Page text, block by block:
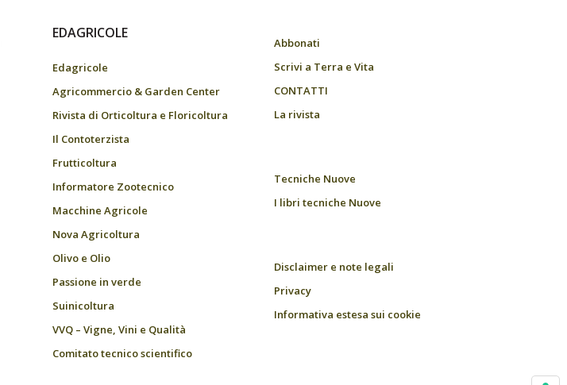
EDAGRICOLE
Edagricole
Agricommercio & Garden Center
Rivista di Orticoltura e Floricoltura
Il Contoterzista
Frutticoltura
Informatore Zootecnico
Macchine Agricole
Nova Agricoltura
Olivo e Olio
Passione in verde
Suinicoltura
VVQ – Vigne, Vini e Qualità
Comitato tecnico scientifico
Abbonati
Scrivi a Terra e Vita
CONTATTI
La rivista
Tecniche Nuove
I libri tecniche Nuove
Disclaimer e note legali
Privacy
Informativa estesa sui cookie